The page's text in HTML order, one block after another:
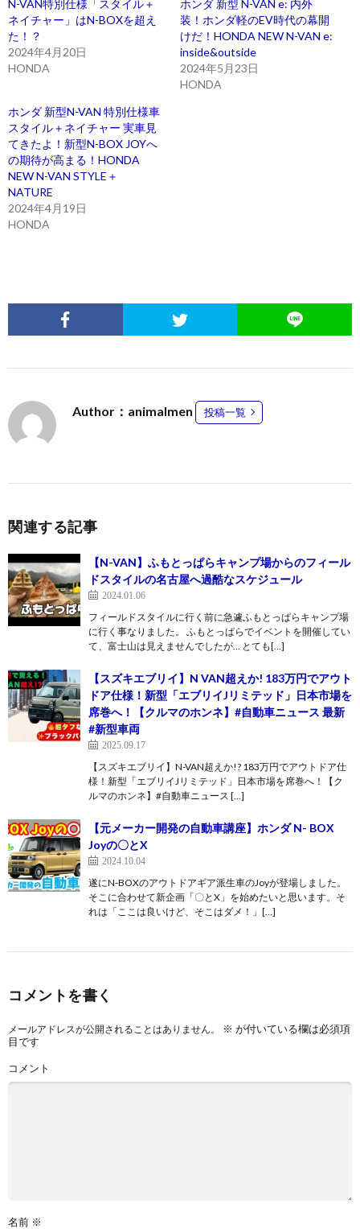
N-VAN特別仕様「スタイル＋
ネイチャー」はN-BOXを超え
た！？
2024年4月20日
HONDA
ホンダ 新型 N-VAN e: 内外
装！ホンダ軽のEV時代の幕開
けだ！HONDA NEW N-VAN e:
inside&outside
2024年5月23日
HONDA
ホンダ 新型N-VAN 特別仕様車
スタイル＋ネイチャー 実車見
てきたよ！新型N-BOX JOYへ
の期待が高まる！HONDA
NEW N-VAN STYLE＋
NATURE
2024年4月19日
HONDA
Author：animalmen 投稿一覧
関連する記事
【N-VAN】ふもとっぱらキャンプ場からのフィール
ドスタイルの名古屋へ過酷なスケジュール
2024.01.06
フィールドスタイルに行く前に急遽ふもとっぱらキャンプ場
に行く事なりました。 ふもとっぱらでイベントを開催してい
て、富士山は見えませんでしたが… とても[…]
【スズキエブリイ】N VAN超えか! 183万円でアウト
ドア仕様！新型「エブリイJリミテッド」日本市場を
席巻へ！【クルマのホンネ】#自動車ニュース 最新
#新型車両
2025.09.17
【スズキエブリイ】N-VAN超えか!? 183万円でアウトドア仕
様！新型「エブリイJリミテッド」日本市場を席巻へ！【ク
ルマのホンネ】#自動車ニュース […]
【元メーカー開発の自動車講座】ホンダ N- BOX
Joyの〇とX
2024.10.04
遂にN-BOXのアウトドアギア派生車のJoyが登場しました。
そこに合わせて新企画「〇とX」を始めたいと思います。そ
れは「ここは良いけど、そこはダメ！」[…]
コメントを書く
メールアドレスが公開されることはありません。 ※ が付いている欄は必須項
目です
コメント
名前 ※